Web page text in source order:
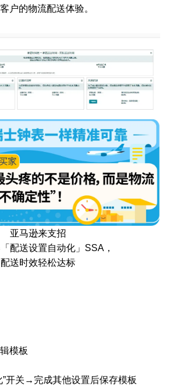
户的物流配送体验。
亚马逊来支招
配送设置自动化」SSA，
配送时效轻松达标
模板
”开关→完成其他设置后保存模板